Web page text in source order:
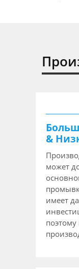
&
может
имеет